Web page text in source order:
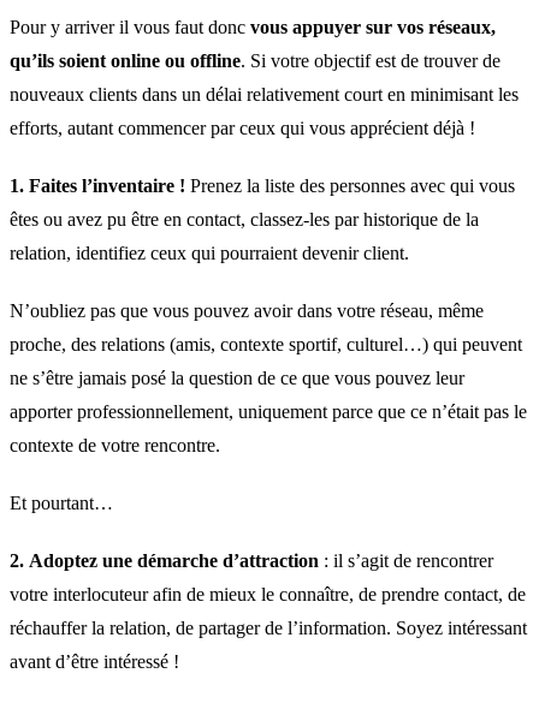
Pour y arriver il vous faut donc vous appuyer sur vos réseaux,
qu’ils soient online ou offline. Si votre objectif est de trouver de
nouveaux clients dans un délai relativement court en minimisant les
efforts, autant commencer par ceux qui vous apprécient déjà !
1. Faites l’inventaire ! Prenez la liste des personnes avec qui vous
êtes ou avez pu être en contact, classez-les par historique de la
relation, identifiez ceux qui pourraient devenir client.
N’oubliez pas que vous pouvez avoir dans votre réseau, même
proche, des relations (amis, contexte sportif, culturel…) qui peuvent
ne s’être jamais posé la question de ce que vous pouvez leur
apporter professionnellement, uniquement parce que ce n’était pas le
contexte de votre rencontre.
Et pourtant…
2. Adoptez une démarche d’attraction : il s’agit de rencontrer
votre interlocuteur afin de mieux le connaître, de prendre contact, de
réchauffer la relation, de partager de l’information. Soyez intéressant
avant d’être intéressé !